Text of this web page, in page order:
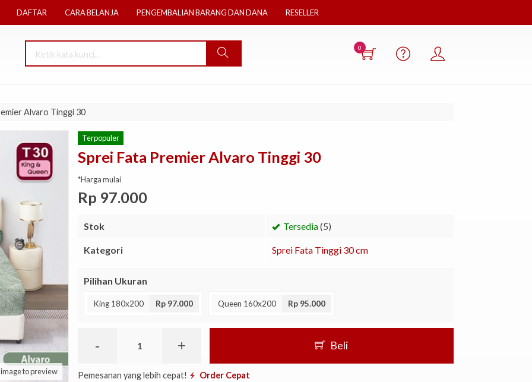
DAFTAR CARA BELANJA PENGEMBALIAN BARANG DAN DANA RESELLER
0
Alvaro Tinggi 30
to preview
Terpopuler
Sprei Fata Premier Alvaro Tinggi 30
*Harga mulai
Rp 97.000
Stok Tersedia(5)
Kategori Sprei Fata Tinggi 30 cm
Pilihan Ukuran
King 180x200 Rp 97.000 Queen 160x200 Rp 95.000
- + Beli
Pemesanan yang lebih cepat! Order Cepat